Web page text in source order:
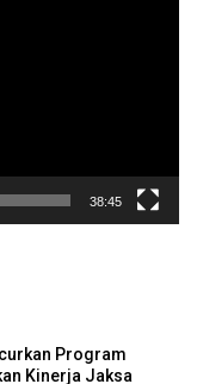
38:45
Program
Kinerja Jaksa